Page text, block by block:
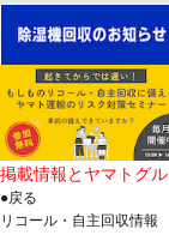
掲載情報とヤマトグ
●戻る
リコール・自主回収情報